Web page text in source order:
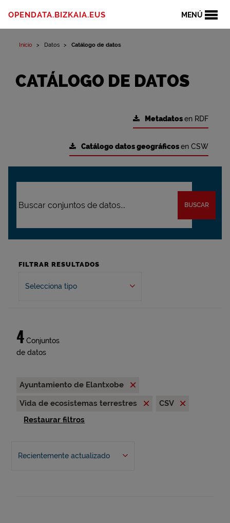
MENÚ
OPENDATA.BIZKAIA.EUS
Inicio Datos Catálogo de datos
CATÁLOGO DE DATOS
Metadatosen RDF
Catálogo datos geográficosen CSW
BUSCAR
FILTRAR RESULTADOS
Selecciona tipo
4 Conjuntos
de datos
Ayuntamiento de Elantxobe
Vida de ecosistemas terrestres
CSV
Restaurar filtros
Recientemente actualizado